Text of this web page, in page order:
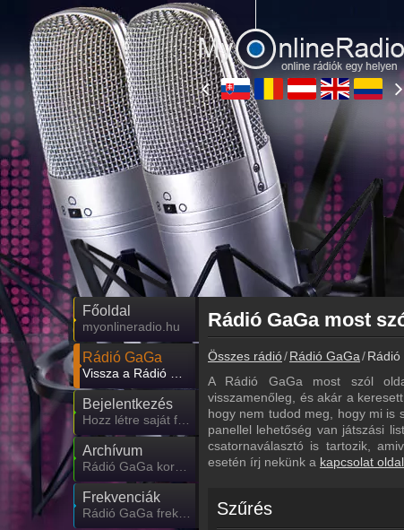
Főoldal
myonlineradio.hu
Rádió GaGa
Bejelentkezés
Archívum
Frekvenciák
Rádió GaGa most
Összes rádió Rádió GaGa
Rádió
A Rádió GaGa most szól
visszamenőleg, és akár a
hogy nem tudod meg, hogy mi is
panellel lehetőség van játszási
csatornaválasztó is tartozik,
esetén írj nekünk a kapcsolat
Szűrés